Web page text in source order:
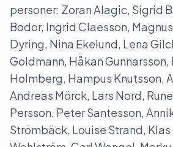
personer: Zoran Alagic, Sigrid
Bodor, Ingrid Claesson,
Dyring, Nina Ekelund, Lena
Goldmann, Håkan Gunnarsson,
Holmberg, Hampus Knutsson,
Andreas Mörck, Lars Nord,
Persson, Peter Santesson,
Strömbäck, Louise Strand,